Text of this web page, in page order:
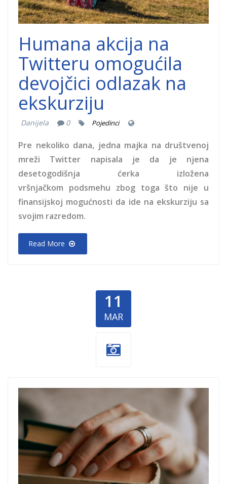
Humana akcija na
Twitteru omogućila
devojčici odlazak na
ekskurziju
Danijela 0 Pojedinci
Pre nekoliko dana, jedna majka na društvenoj
mreži Twitter napisala je da je njena
desetogodišnja ćerka izložena
vršnjačkom podsmehu zbog toga što nije u
finansijskoj mogućnosti da ide na ekskurziju sa
svojim razredom.
Read More
11
MAR
besplatni-
časovi.png